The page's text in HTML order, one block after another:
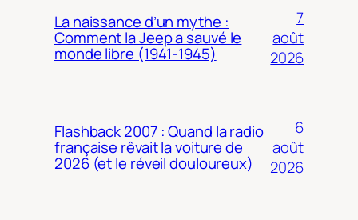
La naissance d’un mythe :
Comment la Jeep a sauvé le
monde libre (1941-1945)
7
août
2026
Flashback 2007 : Quand la radio
française rêvait la voiture de
2026 (et le réveil douloureux)
6
août
2026